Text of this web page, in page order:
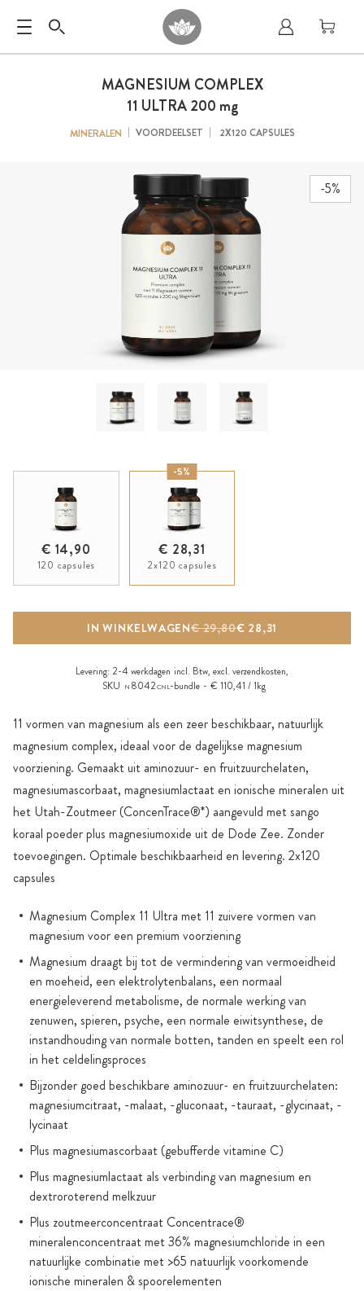
-5%
MAGNESIUM COMPLEX
11 ULTRA200 mg
MINERALEN VOORDEELSET 2X120 CAPSULES
11 vormen van magnesium als een zeer beschikbaar, natuurlijk
magnesium complex, ideaal voor de dagelijkse magnesium
voorziening. Gemaakt uit aminozuur- en fruitzuurchelaten,
magnesiumascorbaat, magnesiumlactaat en ionische mineralen uit
het Utah-Zoutmeer (ConcenTrace®*) aangevuld met sango
koraal poeder plus magnesiumoxide uit de Dode Zee. Zonder
toevoegingen. Optimale beschikbaarheid en levering. 2x120
capsules
Magnesium Complex 11 Ultra met 11 zuivere vormen van
magnesium voor een premium voorziening
Magnesium draagt bij tot de vermindering van vermoeidheid
en moeheid, een elektrolytenbalans, een normaal
energieleverend metabolisme, de normale werking van
zenuwen, spieren, psyche, een normale eiwitsynthese, de
instandhouding van normale botten, tanden en speelt een rol
in het celdelingsproces
Bijzonder goed beschikbare aminozuur- en fruitzuurchelaten:
magnesiumcitraat, -malaat, -gluconaat, -tauraat, -glycinaat, -
lycinaat
Plus magnesiumascorbaat (gebufferde vitamine C)
Plus magnesiumlactaat als verbinding van magnesium en
dextroroterend melkzuur
Plus zoutmeerconcentraat Concentrace®
mineralenconcentraat met 36% magnesiumchloride in een
natuurlijke combinatie met >65 natuurlijk voorkomende
ionische mineralen & spoorelementen
€ 14,90
120 capsules
-5%
€ 28,31
2x120 capsules
IN WINKELWAGEN € 28,31
€ 29,80
Levering: 2-4 werkdagen incl. Btw, excl. verzendkosten,
SKU
N 8042CNL-bundle € 110,41 / 1kg